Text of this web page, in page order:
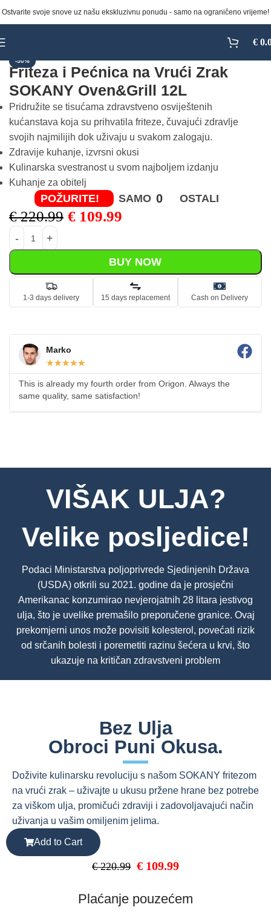
Ostvarite svoje snove uz našu ekskluzivnu ponudu - samo na ograničeno vrijeme!
€
-50%
Friteza i Pećnica na Vrući Zrak
SOKANY Oven&Grill 12L
Pridružite se tisućama zdravstveno osviještenih
kućanstava koja su prihvatila friteze, čuvajući zdravlje
svojih najmilijih dok uživaju u svakom zalogaju.
Zdravije kuhanje, izvrsni okusi
Kulinarska svestranost u svom najboljem izdanju
Kuhanje za obitelj
POŽURITE! SAMO 0 OSTALI
€220.99 € 109.99
BUY NOW
1-3 days delivery 15 days replacement Cash on Delivery
Marko
☆☆☆☆☆
This is already my fourth order from Origon. Always the
same quality, same satisfaction!
VIŠAK ULJA?
Velike posljedice!​
Podaci Ministarstva poljoprivrede Sjedinjenih Država
(USDA) otkrili su 2021. godine da je prosječni
Amerikanac konzumirao nevjerojatnih 28 litara jestivog
ulja, što je uvelike premašilo preporučene granice. Ovaj
prekomjerni unos može povisiti kolesterol, povećati rizik
od srčanih bolesti i poremetiti razinu šećera u krvi, što
ukazuje na kritičan zdravstveni problem
Bez Ulja
Obroci Puni Okusa.
Doživite kulinarsku revoluciju s našom SOKANY fritezom
na vrući zrak – uživajte u ukusu pržene hrane bez potrebe
za viškom ulja, promičući zdraviji i zadovoljavajući način
uživanja u vašim omiljenim jelima.
Add to Cart
€220.99 € 109.99
Plaćanje pouzećem